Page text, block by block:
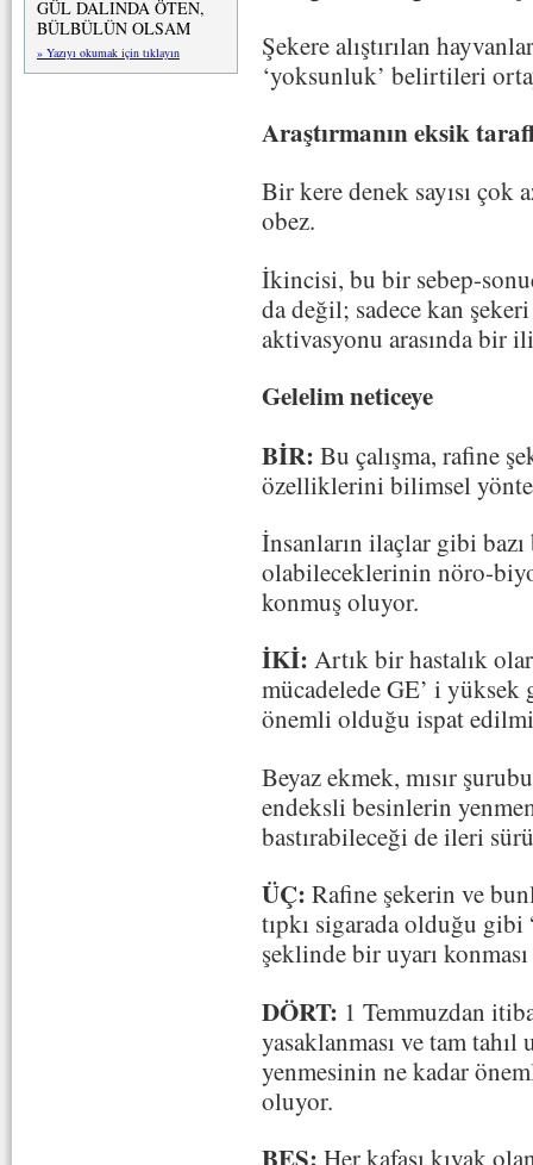
GÜL DALINDA ÖTEN,
BÜLBÜLÜN OLSAM
» Yazıyı okumak için tıklayın
Şekere alıştırılan
‘yoksunluk’ belirtileri
Araştırmanın eksik
Bir kere denek sayısı
obez.
İkincisi, bu bir sebep-
da değil; sadece kan
aktivasyonu arasında bir
Gelelim neticeye
BİR: Bu çalışma, rafine
özelliklerini bilimsel
İnsanların ilaçlar gibi bazı
olabileceklerinin nöro-
konmuş oluyor.
İKİ: Artık bir hastalık
mücadelede GE’ i yüksek
önemli olduğu ispat
Beyaz ekmek, mısır
endeksli besinlerin
bastırabileceği de ileri
ÜÇ: Rafine şekerin ve
tıpkı sigarada olduğu gibi
şeklinde bir uyarı
DÖRT: 1 Temmuzdan
yasaklanması ve tam
yenmesinin ne kadar
oluyor.
BEŞ: Her kafası kıyak